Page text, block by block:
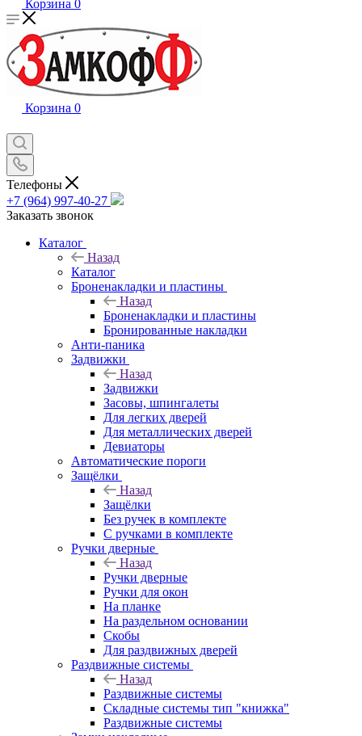
Корзина 0
Корзина 0
Телефоны
+7 (964) 997-40-27
Заказать звонок
Каталог
Назад
Каталог
Броненакладки и пластины
Назад
Броненакладки и пластины
Бронированные накладки
Анти-паника
Задвижки
Назад
Задвижки
Засовы, шпингалеты
Для легких дверей
Для металлических дверей
Девиаторы
Автоматические пороги
Защёлки
Назад
Защёлки
Без ручек в комплекте
С ручками в комплекте
Ручки дверные
Назад
Ручки дверные
Ручки для окон
На планке
На раздельном основании
Скобы
Для раздвижных дверей
Раздвижные системы
Назад
Раздвижные системы
Складные системы тип "книжка"
Раздвижные системы